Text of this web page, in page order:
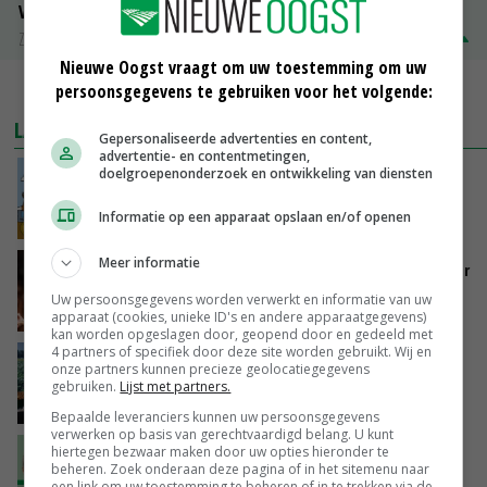
Volle melkpoeder
Zuivel NL
€ 345,00
MEER MARKTPRIJZEN
LAATSTE NIEUWS
Internationale vraag naar geitenzuivel blijft
VANDAAG, 15:33
Vlaamse varkensstapel krimpt, pluimveesector
groeit door schaalvergroting
VANDAAG, 15:20
‘Cijfer jezelf niet weg en doe vooral ook waar
je gelukkig van wordt’
‘De droogte begint ver voor de grens bij
Lobith’
Nieuwe Oogst vraagt om uw toestemming om uw
persoonsgegevens te gebruiken voor het volgende:
Gepersonaliseerde advertenties en content,
advertentie- en contentmetingen,
doelgroepenonderzoek en ontwikkeling van diensten
Informatie op een apparaat opslaan en/of openen
Meer informatie
Uw persoonsgegevens worden verwerkt en informatie van uw
apparaat (cookies, unieke ID's en andere apparaatgegevens)
kan worden opgeslagen door, geopend door en gedeeld met
4 partners of specifiek door deze site worden gebruikt. Wij en
onze partners kunnen precieze geolocatiegegevens
gebruiken. Lijst met partners.
Bepaalde leveranciers kunnen uw persoonsgegevens
verwerken op basis van gerechtvaardigd belang. U kunt
hiertegen bezwaar maken door uw opties hieronder te
beheren. Zoek onderaan deze pagina of in het sitemenu naar